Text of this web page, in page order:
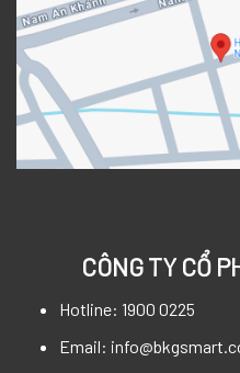
CÔNG TY CỔ
Hotline: 1900 0225
Email: